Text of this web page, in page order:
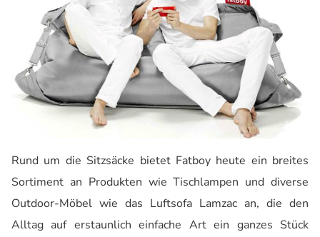
Rund um die Sitzsäcke bietet Fatboy heute ein breites
Sortiment an Produkten wie Tischlampen und diverse
Outdoor-Möbel wie das Luftsofa Lamzac an, die den
Alltag auf erstaunlich einfache Art ein ganzes Stück